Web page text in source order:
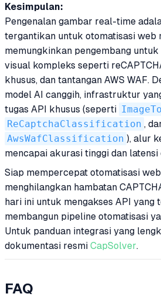
Kesimpulan:
Pengenalan gambar real-time
tergantikan untuk otomatisasi web
memungkinkan pengembang
visual kompleks seperti
khusus, dan tantangan AWS WAF.
model AI canggih, infrastruktur
tugas API khusus (seperti
ReCaptchaClassification ,
AwsWafClassification ), alur
mencapai akurasi tinggi dan
Siap mempercepat otomatisasi
menghilangkan hambatan
hari ini untuk mengakses API yang
membangun pipeline otomatisasi
Untuk panduan integrasi yang
dokumentasi resmi CapSolver.
FAQ